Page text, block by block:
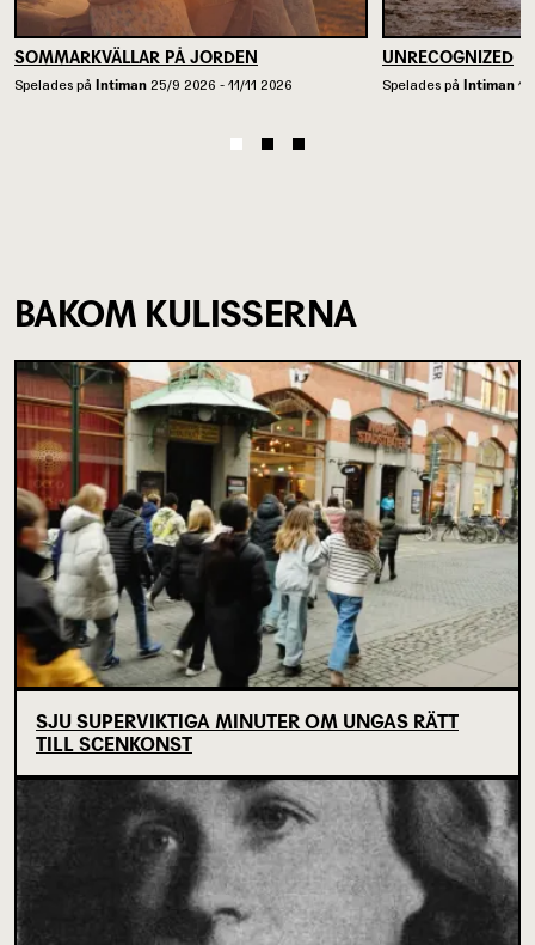
SOMMARKVÄLLAR PÅ JORDEN
Spelades på Intiman 25/9 2026 - 11/11 2026
UNRECOGNIZED
Spelades på Intiman
BAKOM KULISSERNA
SJU SUPERVIKTIGA MINUTER OM UNGAS RÄTT
TILL SCENKONST